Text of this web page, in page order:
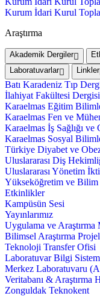
Kurum İdari Kurul
Araştırma
Akademik Dergiler
Laboratuvarlar
Linkler
Batı Karadeniz Tıp
İlahiyat Fakültesi Dergisi
Karaelmas Eğitim
Karaelmas Fen ve
Karaelmas İş Sağlığı
Karaelmas Sosyal
Türkiye Diyabet ve
Uluslararası Diş
Uluslararası Yönetim
Yükseköğretim ve Bilim
Etkinlikler
Kampüsün Sesi
Yayınlarımız
Uygulama ve Araştırma
Bilimsel Araştırma
Teknoloji Transfer Ofisi
Laboratuvar Bilgi
Merkez Laboratuvaru
Veritabanı & Araştırma
Zonguldak Teknokent